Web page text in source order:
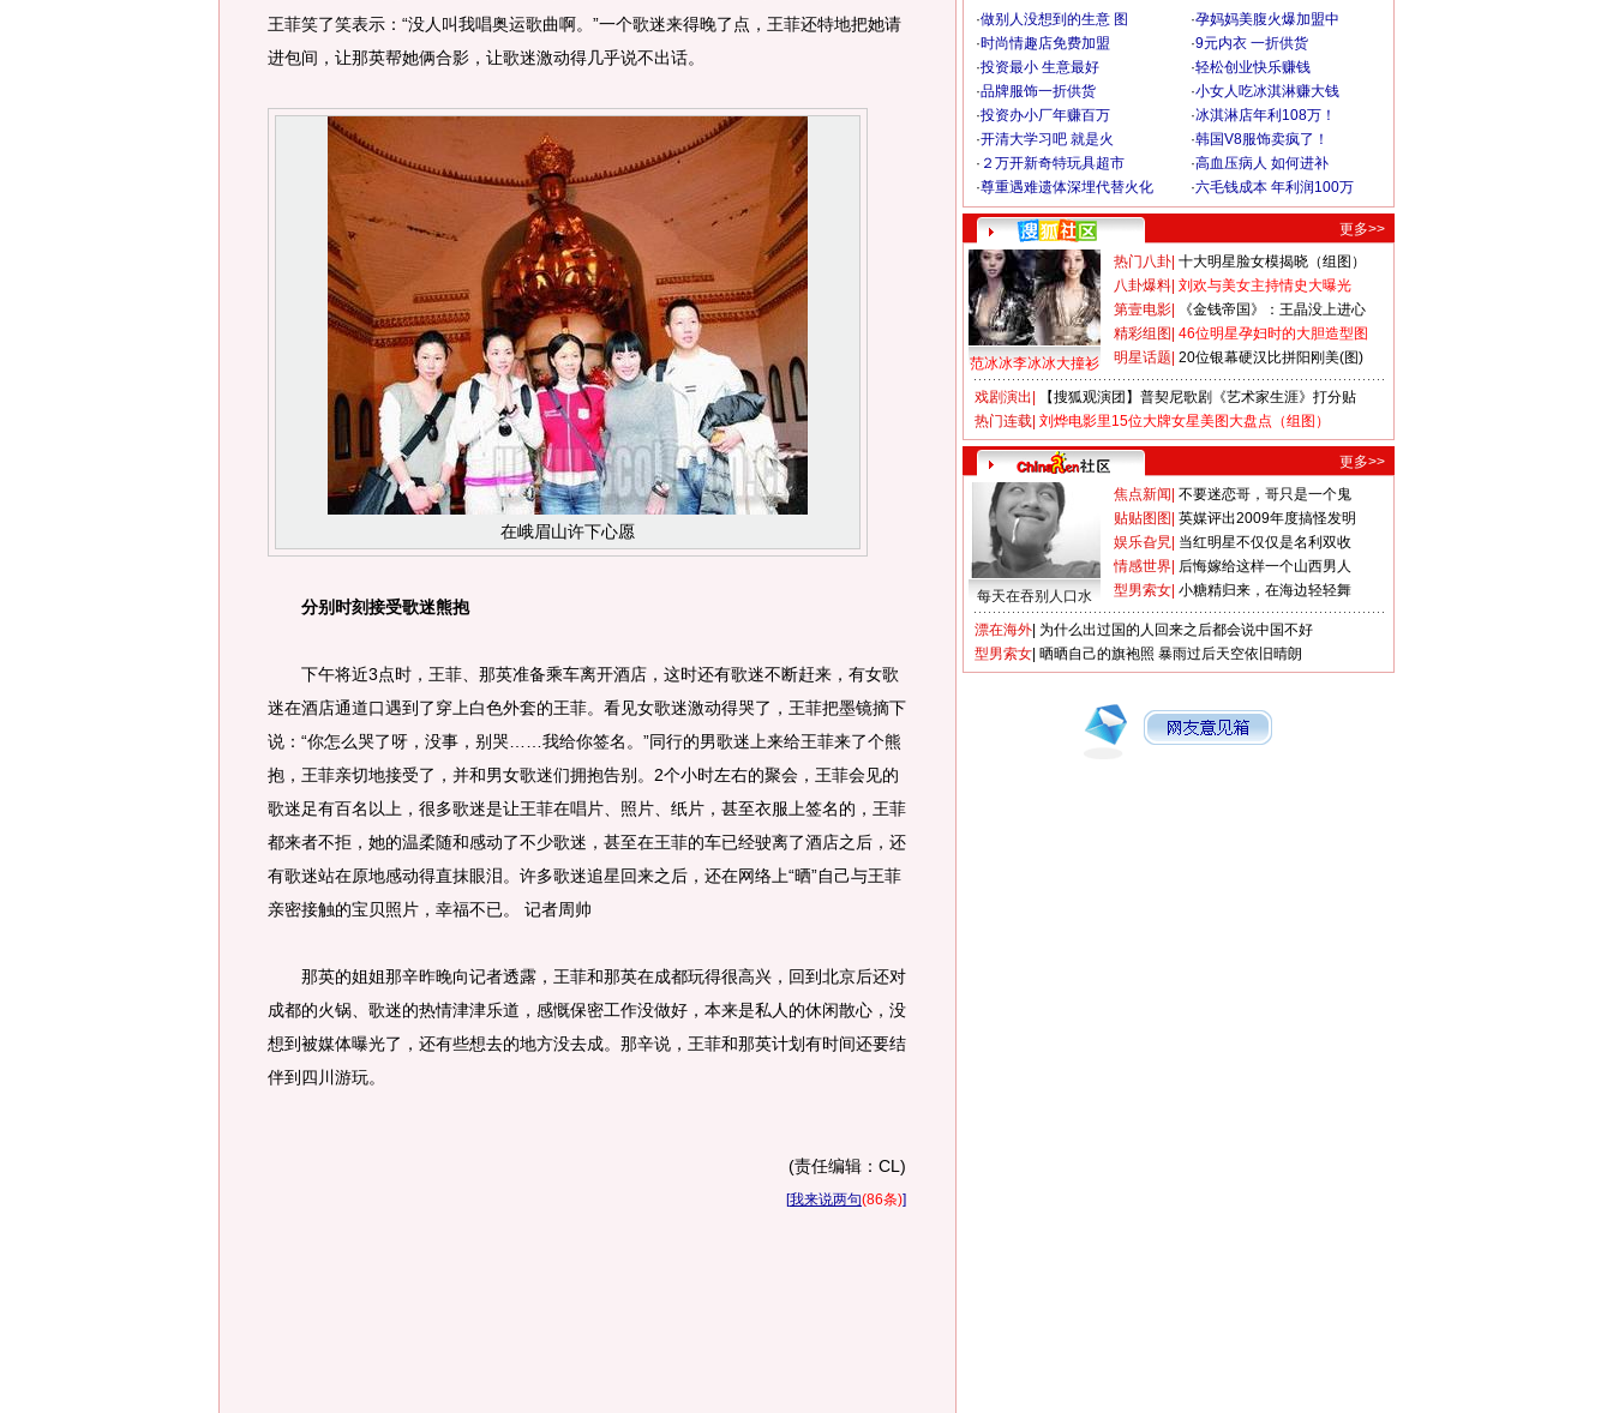
王菲笑了笑表示：“没人叫我唱奥运歌曲啊。”一个歌迷来得晚了点，王菲还特地把她请
进包间，让那英帮她俩合影，让歌迷激动得几乎说不出话。
在峨眉山许下心愿
分别时刻接受歌迷熊抱
下午将近3点时，王菲、那英准备乘车离开酒店，这时还有歌迷不断赶来，有女歌
迷在酒店通道口遇到了穿上白色外套的王菲。看见女歌迷激动得哭了，王菲把墨镜摘下
说：“你怎么哭了呀，没事，别哭……我给你签名。”同行的男歌迷上来给王菲来了个熊
抱，王菲亲切地接受了，并和男女歌迷们拥抱告别。2个小时左右的聚会，王菲会见的
歌迷足有百名以上，很多歌迷是让王菲在唱片、照片、纸片，甚至衣服上签名的，王菲
都来者不拒，她的温柔随和感动了不少歌迷，甚至在王菲的车已经驶离了酒店之后，还
有歌迷站在原地感动得直抹眼泪。许多歌迷追星回来之后，还在网络上“晒”自己与王菲
亲密接触的宝贝照片，幸福不已。 记者周帅
那英的姐姐那辛昨晚向记者透露，王菲和那英在成都玩得很高兴，回到北京后还对
成都的火锅、歌迷的热情津津乐道，感慨保密工作没做好，本来是私人的休闲散心，没
想到被媒体曝光了，还有些想去的地方没去成。那辛说，王菲和那英计划有时间还要结
伴到四川游玩。
(责任编辑：CL)
[我来说两句(86条)]
·做别人没想到的生意 图 ·孕妈妈美腹火爆加盟中
·时尚情趣店免费加盟 ·9元内衣 一折供货
·投资最小 生意最好 ·轻松创业快乐赚钱
·品牌服饰一折供货 ·小女人吃冰淇淋赚大钱
·投资办小厂年赚百万 ·冰淇淋店年利108万！
·开清大学习吧 就是火 ·韩国V8服饰卖疯了！
· ２万开新奇特玩具超市 ·高血压病人 如何进补
·尊重遇难遗体深埋代替火化 ·六毛钱成本 年利润100万
更多>>
范冰冰李冰冰大撞衫
热门八卦 十大明星脸女模揭晓（组图）
八卦爆料 刘欢与美女主持情史大曝光
第壹电影
《金钱帝国》：王晶没上进心
精彩组图 46位明星孕妇时的大胆造型图
明星话题 20位银幕硬汉比拼阳刚美(图)
戏剧演出
【搜狐观演团】普契尼歌剧《艺术家生涯》打分贴
热门连载 刘烨电影里15位大牌女星美图大盘点（组图）
更多>>
每天在吞别人口水
焦点新闻 不要迷恋哥，哥只是一个鬼
贴贴图图 英媒评出2009年度搞怪发明
娱乐旮旯 当红明星不仅仅是名利双收
情感世界 后悔嫁给这样一个山西男人
型男索女 小糖精归来，在海边轻轻舞
漂在海外 为什么出过国的人回来之后都会说中国不好
型男索女 晒晒自己的旗袍照 暴雨过后天空依旧晴朗